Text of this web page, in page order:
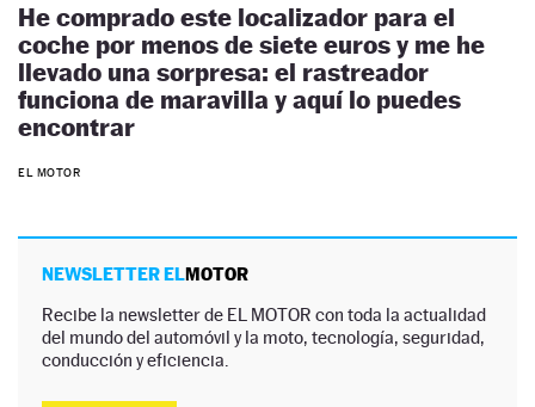
He comprado este localizador para el
coche por menos de siete euros y me he
llevado una sorpresa: el rastreador
funciona de maravilla y aquí lo puedes
encontrar
EL MOTOR
NEWSLETTER ELMOTOR
Recibe la newsletter de EL MOTOR con toda la actualidad
del mundo del automóvil y la moto, tecnología, seguridad,
conducción y eficiencia.